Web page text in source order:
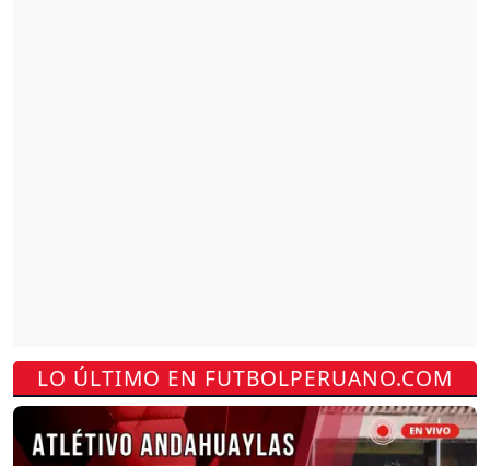
LO ÚLTIMO EN FUTBOLPERUANO.COM